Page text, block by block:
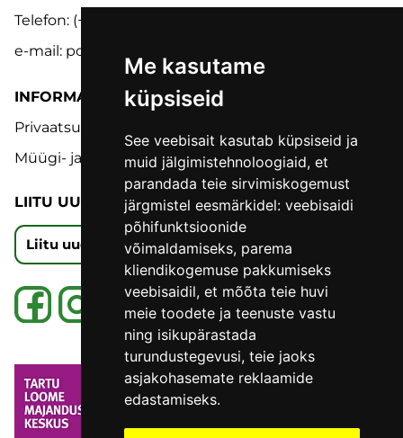
Me kasutame
küpsiseid
See veebisait kasutab küpsiseid ja
muid jälgimistehnoloogiaid, et
parandada teie sirvimiskogemust
järgmistel eesmärkidel: veebisaidi
põhifunktsioonide
võimaldamiseks, parema
kliendikogemuse pakkumiseks
veebisaidil, et mõõta teie huvi
meie toodete ja teenuste vastu
ning isikupärastada
turundustegevusi, teie jaoks
asjakohasemate reklaamide
edastamiseks.
Telefon: (+372) 5302 9848
e-mail: pood@lmk.ee
INFORMATSIOON
Privaatsuspoliitika
Müügi- ja tagastustingimused
LIITU UUDISKIRJAGA
Liitu uudiskirjaga